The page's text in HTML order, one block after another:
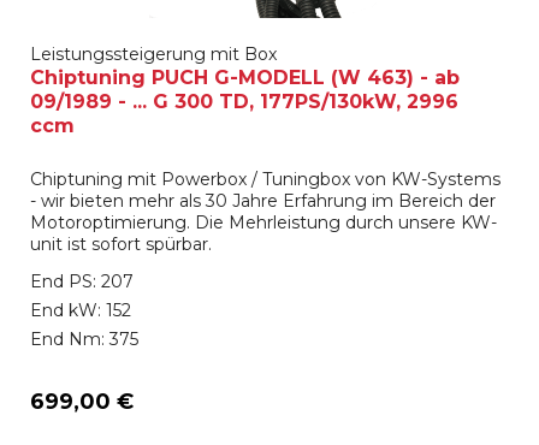
Leistungssteigerung mit Box
Chiptuning PUCH G-MODELL (W 463) - ab
09/1989 - ... G 300 TD, 177PS/130kW, 2996
ccm
Chiptuning mit Powerbox / Tuningbox von KW-Systems
- wir bieten mehr als 30 Jahre Erfahrung im Bereich der
Motoroptimierung. Die Mehrleistung durch unsere KW-
unit ist sofort spürbar.
End PS: 207
End kW: 152
End Nm: 375
699,00 €